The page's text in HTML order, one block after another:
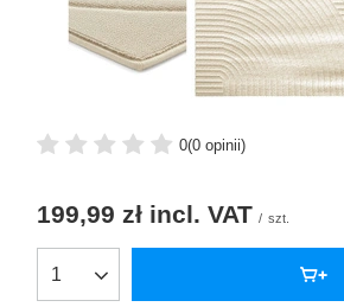
0(0 opinii)
199,99 zł incl. VAT / szt.